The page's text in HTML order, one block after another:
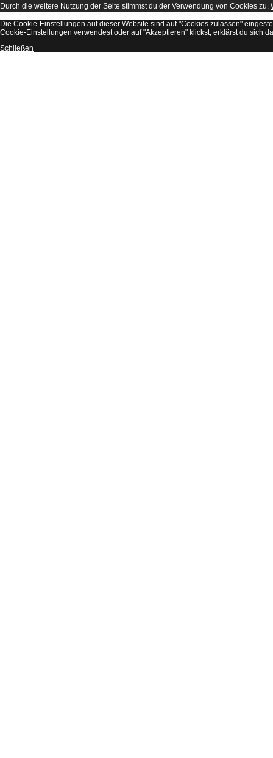
Durch die weitere Nutzung der Seite stimmst du der Verwendung von Cookies zu.
Die Cookie-Einstellungen auf dieser Website sind auf "Cookies zulassen"
Cookie-Einstellungen verwendest oder auf "Akzeptieren" klickst, erklärst du sich
Schließen